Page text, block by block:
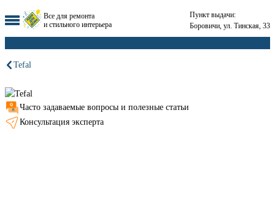
Все для ремонта
и стильного интерьера
Пункт выдачи:
Боровичи, ул. Тинская, 33
Tefal
Часто задаваемые вопросы и полезные статьи
Консультация эксперта